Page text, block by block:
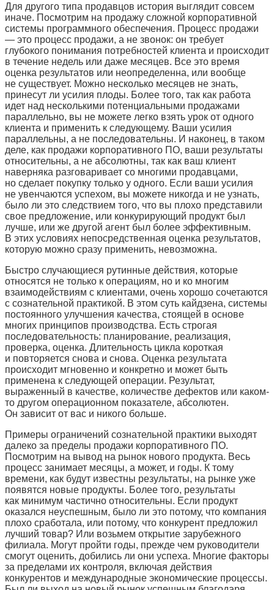
Для другого типа продавцов история выглядит совсем
иначе. Посмотрим на продажу сложной корпоративной
системы программного обеспечения. Процесс продажи
— это процесс продажи, а не звонок: он требует
глубокого понимания потребностей клиента и происходит
в течение недель или даже месяцев. Все это время
оценка результатов или неопределенна, или вообще
не существует. Можно несколько месяцев не знать,
принесут ли усилия плоды. Более того, так как работа
идет над несколькими потенциальными продажами
параллельно, вы не можете легко взять урок от одного
клиента и применить к следующему. Ваши усилия
параллельны, а не последовательны. И наконец, в таком
деле, как продажи корпоративного ПО, ваши результаты
относительны, а не абсолютны, так как ваш клиент
наверняка разговаривает со многими продавцами,
но сделает покупку только у одного. Если ваши усилия
не увенчаются успехом, вы можете никогда и не узнать,
было ли это следствием того, что вы плохо представили
свое предложение, или конкурирующий продукт был
лучше, или же другой агент был более эффективным.
В этих условиях непосредственная оценка результатов,
которую можно сразу применить, невозможна.
Быстро случающиеся рутинные действия, которые
относятся не только к операциям, но и ко многим
взаимодействиям с клиентами, очень хорошо сочетаются
с сознательной практикой. В этом суть кайдзена, системы
постоянного улучшения качества, стоящей в основе
многих принципов производства. Есть строгая
последовательность: планирование, реализация,
проверка, оценка. Длительность цикла короткая
и повторяется снова и снова. Оценка результата
происходит мгновенно и конкретно и может быть
применена к следующей операции. Результат,
выраженный в качестве, количестве дефектов или каком-
то другом операционном показателе, абсолютен.
Он зависит от вас и никого больше.
Примеры ограничений сознательной практики выходят
далеко за пределы продажи корпоративного ПО.
Посмотрим на вывод на рынок нового продукта. Весь
процесс занимает месяцы, а может, и годы. К тому
времени, как будут известны результаты, на рынке уже
появятся новые продукты. Более того, результаты
как минимум частично относительны. Если продукт
оказался неуспешным, было ли это потому, что компания
плохо сработала, или потому, что конкурент предложил
лучший товар? Или возьмем открытие зарубежного
филиала. Могут пройти годы, прежде чем руководители
смогут оценить, добились ли они успеха. Многие факторы
за пределами их контроля, включая действия
конкурентов и международные экономические процессы.